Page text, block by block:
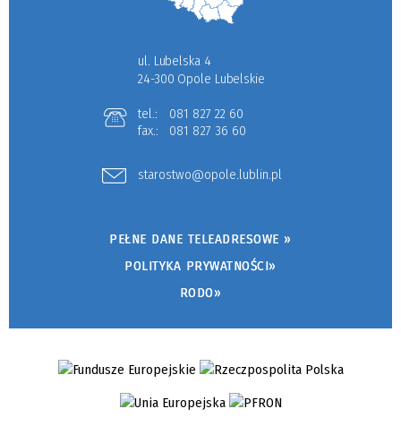
ul. Lubelska 4
24-300 Opole Lubelskie
tel.:
081 827 22 60
fax.:
081 827 36 60
starostwo@opole.lublin.pl
PEŁNE DANE TELEADRESOWE »
POLITYKA PRYWATNOŚCI»
RODO»